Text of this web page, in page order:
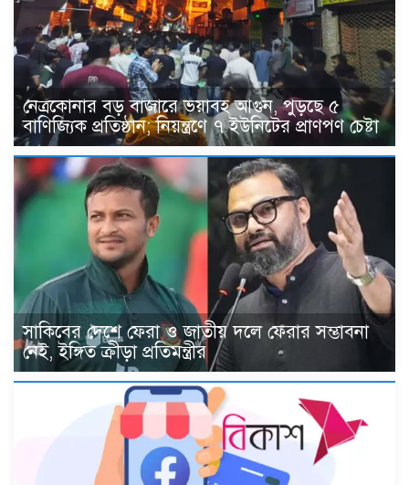
নেত্রকোনার বড় বাজারে ভয়াবহ আগুন, পুড়ছে ৫
বাণিজ্যিক প্রতিষ্ঠান; নিয়ন্ত্রণে ৭ ইউনিটের প্রাণপণ চেষ্টা
সাকিবের দেশে ফেরা ও জাতীয় দলে ফেরার সম্ভাবনা
নেই, ইঙ্গিত ক্রীড়া প্রতিমন্ত্রীর